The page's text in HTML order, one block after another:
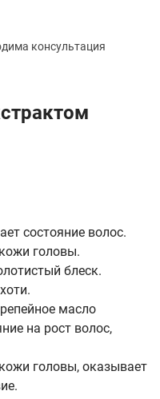
консультация
состояние волос.
головы.
блеск.
масло
на рост волос,
головы, оказывает